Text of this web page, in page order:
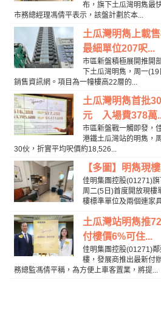
布，旗下土瓜灣明雋最
市務總經理馮倩平表示，該盤計劃於本...
土瓜灣明雋上載
最細單位207呎...
市區新盤積極展開推開
下土瓜灣明雋，周一
銷售資訊網。項目為一幢樓高22層的...
土瓜灣明雋首批
元 入場費378萬
市區新盤戰一觸即發，
港鐵土瓜灣站的明雋，
30伙，折實平均呎價約18,526...
【多圖】明雋現
佳明集團控股(01271)旗
周二(5日)首度開放現樓
樓標準單位及兩個連家
土瓜灣站明雋推
付樓價6%可住...
佳明集團控股(01271)
樓，發展商推出最新付
務總監馮倩平稱，為方便上車客置業，將提...